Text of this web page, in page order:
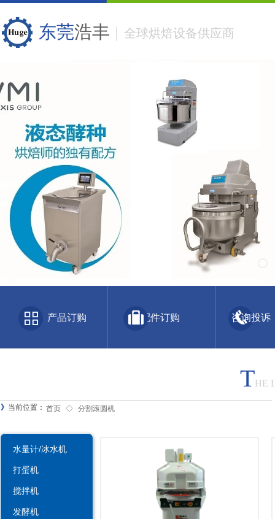
东莞浩丰 全球烘焙设备供应商
产品订购 配件订购 咨询投诉
》 当前位置： 首页 ◇ 分割滚圆机
THE
水量计/冰水机
打蛋机
搅拌机
发酵机